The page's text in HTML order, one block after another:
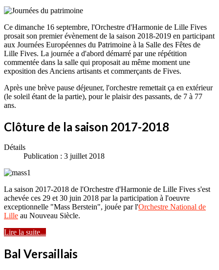
Ce dimanche 16 septembre, l'Orchestre d'Harmonie de Lille Fives
prosait son premier évènement de la saison 2018-2019 en participant
aux Journées Européennes du Patrimoine à la Salle des Fêtes de
Lille Fives. La journée a d'abord démarré par une répétition
commentée dans la salle qui proposait au même moment une
exposition des Anciens artisants et commerçants de Fives.
Après une brève pause déjeuner, l'orchestre remettait ça en extérieur
(le soleil étant de la partie), pour le plaisir des passants, de 7 à 77
ans.
Clôture de la saison 2017-2018
Détails
Publication : 3 juillet 2018
La saison 2017-2018 de l'Orchestre d'Harmonie de Lille Fives s'est
achevée ces 29 et 30 juin 2018 par la participation à l'oeuvre
exceptionnelle "Mass Berstein", jouée par l'Orchestre National de
Lille au Nouveau Siècle.
Lire la suite...
Bal Versaillais